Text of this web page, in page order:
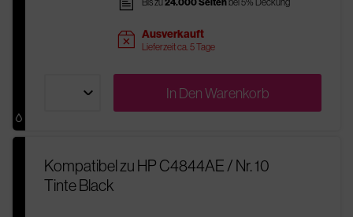
sold Ausverkauft
Lieferzeit ca. 5 Tage
In DenWarenkorb
Kompatibel zu HP C4844AE / Nr. 10
Tinte Black